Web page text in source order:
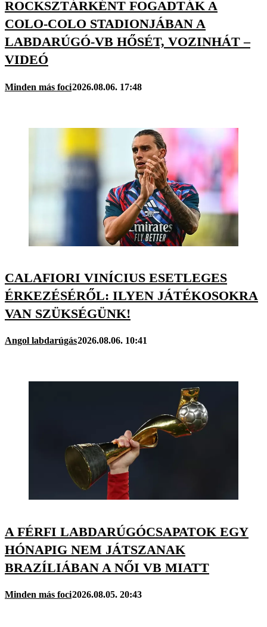
ROCKSZTÁRKÉNT FOGADTÁK A
COLO-COLO STADIONJÁBAN A
LABDARÚGÓ-VB HŐSÉT, VOZINHÁT –
VIDEÓ
Minden más foci2026.08.06. 17:48
CALAFIORI VINÍCIUS ESETLEGES
ÉRKEZÉSÉRŐL: ILYEN JÁTÉKOSOKRA
VAN SZÜKSÉGÜNK!
Angol labdarúgás2026.08.06. 10:41
A FÉRFI LABDARÚGÓCSAPATOK EGY
HÓNAPIG NEM JÁTSZANAK
BRAZÍLIÁBAN A NŐI VB MIATT
Minden más foci2026.08.05. 20:43